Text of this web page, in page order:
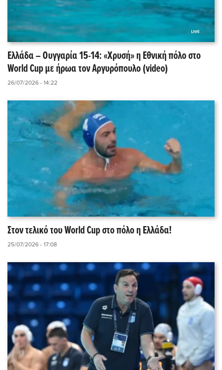
Ελλάδα – Ουγγαρία 15-14: «Χρυσή» η Εθνική πόλο στο
World Cup με ήρωα τον Αργυρόπουλο (video)
26/07/2026 - 14:22
Στον τελικό του World Cup στο πόλο η Ελλάδα!
25/07/2026 - 17:08